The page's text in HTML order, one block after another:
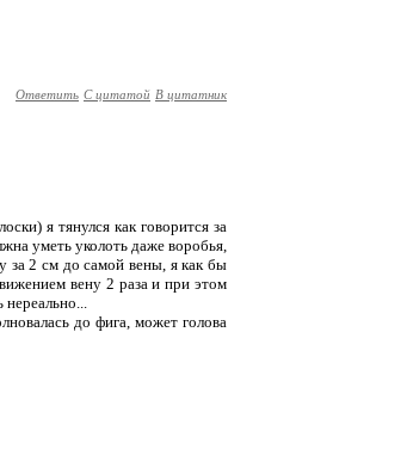
Ответить С цитатой В цитатник
я тянулся как говорится за
уметь уколоть даже воробья,
за 2 см до самой вены, я как бы
вену 2 раза и при этом
нереально...
до фига, может голова